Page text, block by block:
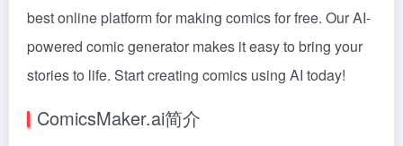
best online platform for making comics for free. Our AI-
powered comic generator makes it easy to bring your
stories to life. Start creating comics using AI today!
ComicsMaker.ai简介